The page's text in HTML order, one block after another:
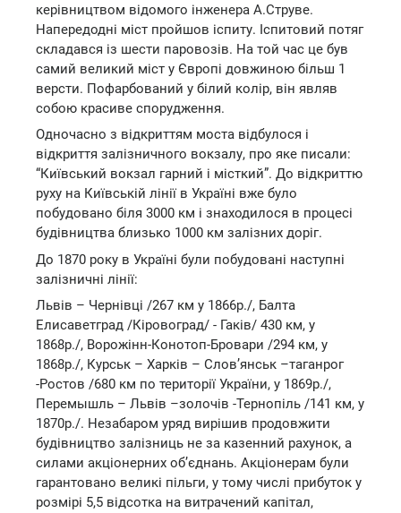
керівництвом відомого інженера А.Струве.
Напередодні міст пройшов іспиту. Іспитовий потяг
складався із шести паровозів. На той час це був
самий великий міст у Європі довжиною більш 1
версти. Пофарбований у білий колір, він являв
собою красиве спорудження.
Одночасно з відкриттям моста відбулося і
відкриття залізничного вокзалу, про яке писали:
“Київський вокзал гарний і місткий”. До відкриттю
руху на Київській лінії в Україні вже було
побудовано біля 3000 км і знаходилося в процесі
будівництва близько 1000 км залізних доріг.
До 1870 року в Україні були побудовані наступні
залізничні лінії:
Львів – Чернівці /267 км у 1866р./, Балта
Елисаветград /Кіровоград/ - Гаків/ 430 км, у
1868р./, Ворожінн-Конотоп-Бровари /294 км, у
1868р./, Курськ – Харків – Слов’янськ –таганрог
-Ростов /680 км по території України, у 1869р./,
Перемышль – Львів –золочів -Тернопіль /141 км, у
1870р./. Незабаром уряд вирішив продовжити
будівництво залізниць не за казенний рахунок, а
силами акціонерних об’єднань. Акціонерам були
гарантовано великі пільги, у тому числі прибуток у
розмірі 5,5 відсотка на витрачений капітал,